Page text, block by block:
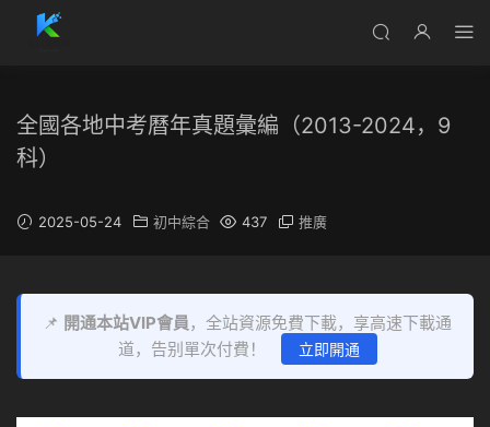
全國各地中考曆年真題彙編（2013-2024，9
科）
2025-05-24 初中綜合 437 推廣
📌 開通本站VIP會員，全站資源免費下載，享高速下載通
道，告别單次付費！
立即開通